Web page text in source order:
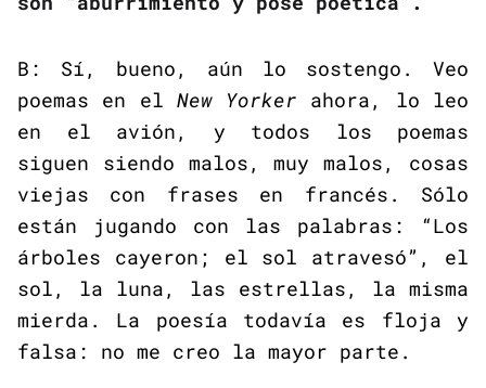
B: Sí, bueno, aún lo sostengo. Veo
poemas en el New Yorker ahora, lo leo
en el avión, y todos los poemas
siguen siendo malos, muy malos, cosas
viejas con frases en francés. Sólo
están jugando con las palabras: “Los
árboles cayeron; el sol atravesó”, el
sol, la luna, las estrellas, la misma
mierda. La poesía todavía es floja y
falsa: no me creo la mayor parte.